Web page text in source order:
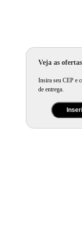
Veja as
Insira seu CEP e
de entrega.